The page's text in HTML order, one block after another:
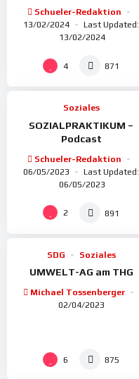
Schueler-Redaktion
13/02/2024
Last Updated:
13/02/2024
4 871
%
Soziales
SOZIALPRAKTIKUM –
Podcast
Schueler-Redaktion
06/05/2023
Last Updated:
06/05/2023
2 891
SDG Soziales
UMWELT-AG am THG
Michael Tossenberger
02/04/2023
6 875
%